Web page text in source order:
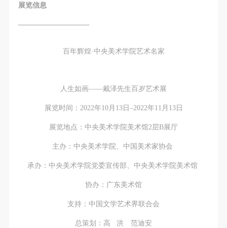
展览信息
——————————
百年辉煌·中央美术学院艺术名家
人生如画——戴泽先生百岁艺术展
展览时间：2022年10月13日–2022年11月13日
展览地点：中央美术学院美术馆2层B展厅
主办：中央美术学院、中国美术家协会
承办：中央美术学院党委宣传部、中央美术学院美术馆
协办：广东美术馆
支持：中国文学艺术界联合会
总策划：高 洪 范迪安